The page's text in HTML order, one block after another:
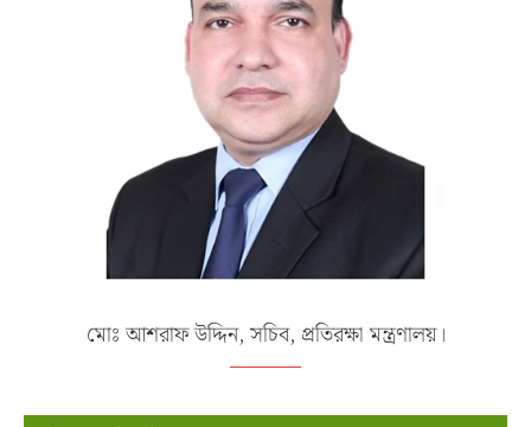
মোঃ আশরাফ উদ্দিন, সচিব, প্রতিরক্ষা মন্ত্রণালয়।